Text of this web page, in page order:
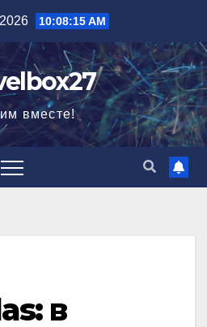
10:08:16 AM
вместе!
в